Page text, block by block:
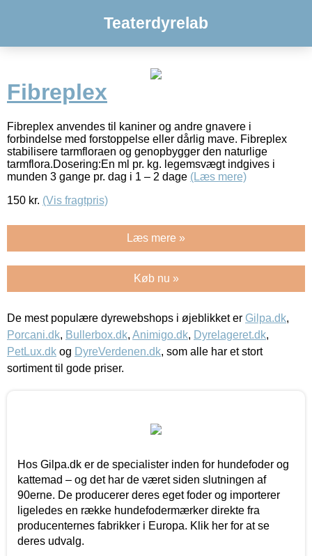
Teaterdyrelab
Fibreplex
Fibreplex anvendes til kaniner og andre gnavere i
forbindelse med forstoppelse eller dårlig mave. Fibreplex
stabilisere tarmfloraen og genopbygger den naturlige
tarmflora.Dosering:En ml pr. kg. legemsvægt indgives i
munden 3 gange pr. dag i 1 – 2 dage (Læs mere)
150 kr. (Vis fragtpris)
Læs mere »
Køb nu »
De mest populære dyrewebshops i øjeblikket er Gilpa.dk,
Porcani.dk, Bullerbox.dk, Animigo.dk, Dyrelageret.dk,
PetLux.dk og DyreVerdenen.dk, som alle har et stort
sortiment til gode priser.
Hos Gilpa.dk er de specialister inden for hundefoder og
kattemad – og det har de været siden slutningen af
90erne. De producerer deres eget foder og importerer
ligeledes en række hundefodermærker direkte fra
producenternes fabrikker i Europa. Klik her for at se
deres udvalg.